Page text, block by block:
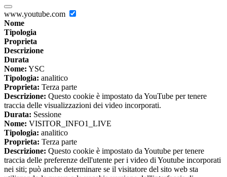
www.youtube.com
Nome
Tipologia
Proprieta
Descrizione
Durata
Nome: YSC
Tipologia: analitico
Proprieta: Terza parte
Descrizione: Questo cookie è impostato da YouTube per tenere
traccia delle visualizzazioni dei video incorporati.
Durata: Sessione
Nome: VISITOR_INFO1_LIVE
Tipologia: analitico
Proprieta: Terza parte
Descrizione: Questo cookie è impostato da Youtube per tenere
traccia delle preferenze dell'utente per i video di Youtube incorporati
nei siti; può anche determinare se il visitatore del sito web sta